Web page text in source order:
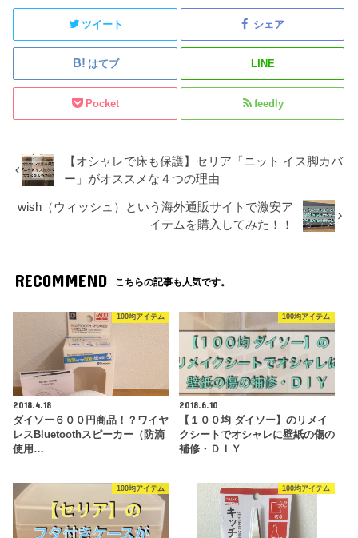
ツイート シェア
はてブ LINE
Pocket feedly
【オシャレで床も保護】セリア「ニット イス脚カバ
ー」がオススメな４つの理由
wish（ウィッシュ）という海外通販サイトで激安ア
イテムを購入してみた！！
RECOMMEND こちらの記事も人気です。
100均アイテム
2018.4.18
ダイソー６００円商品！？ワイヤ
レスBluetoothスピーカー（防滴
使用…
100均アイテム
2018.6.10
【１００均 ダイソー】のリメイ
クシートでオシャレに壁紙の傷の
補修・ＤＩＹ
100均アイテム 100均アイテム